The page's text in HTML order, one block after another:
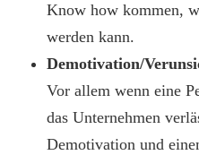
Know how kommen,
werden kann.
Demotivation/
Vor allem wenn eine
das Unternehmen
Demotivation und